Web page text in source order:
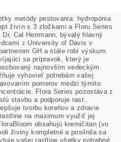
metódy pestovania: hydropónia
Cal Herrmann, bývalý hlavný
z University of Davis v
GH a stále robí výskum.
sa prípravok, který je
najnovším vedeckým
vyhovieť potrebám vašej
pomerov medzi týmito
pozostáva z
tvorbu koreňov a zdravie
na maximum využiť jej
obsahujú kremičitan (vo
živiny kompletné a posilnila sa